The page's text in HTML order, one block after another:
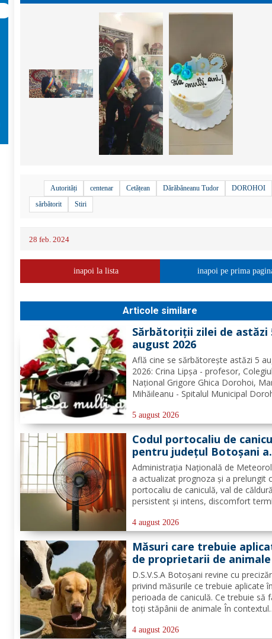
Autorități centenar Cetățean Dărăbăneanu Tudor
DOROHOI
sărbătorit
Stiri
28 feb. 2024
inapoi la lista inapoi pe prima
Articole similare
Sărbătoriții zilei de astăzi
august 2026
Află cine se sărbătoreşte astăzi 5
2026: Crina Lipșa - profesor, Colegiul
Național Grigore Ghica Dorohoi,
Mihăileanu - Spitalul Municipal
Redacția Dorohoi News urează
mulți ani! Completează lista
din Dorohoi, la...
5 august 2026
Codul portocaliu de
pentru județul Botoșani a
fost prelungit
Administrația Națională de
a actualizat prognoza și a prelungit
portocaliu de caniculă, val de căldură
persistent și intens, discomfort
Botoșani, până joi, la ora 10:00.
Temperaturile maxime vor fi
între 35 și 39 de...
4 august 2026
Măsuri care trebuie
de proprietarii de
condiții de caniculă
D.S.V.S.A Botoșani revine cu
privind măsurile ce trebuie aplicate în
perioada de caniculă. Ce trebuie să
toți stăpânii de animale În contextul
Administrația Națională de
4 august 2026